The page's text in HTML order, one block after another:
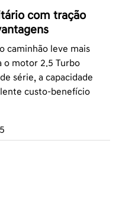
com tração
caminhão leve mais
o motor 2.5 Turbo
série, a capacidade
custo-benefício